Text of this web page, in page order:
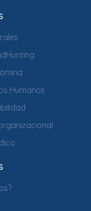
Humanos